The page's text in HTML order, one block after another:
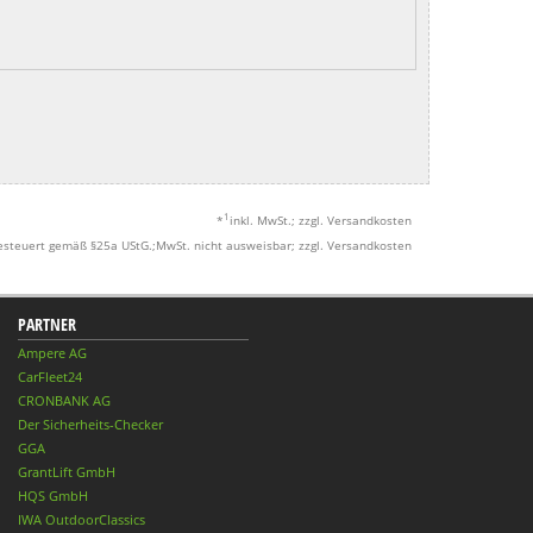
* 1 inkl. MwSt.; zzgl. Versandkosten
gemäß §25a UStG.;MwSt. nicht ausweisbar; zzgl. Versandkosten
PARTNER
Ampere AG
CarFleet24
CRONBANK AG
Der Sicherheits-Checker
GGA
GrantLift GmbH
HQS GmbH
IWA OutdoorClassics